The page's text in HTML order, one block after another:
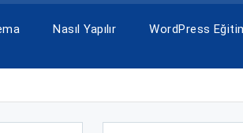
Nasıl Yapılır
WordPress